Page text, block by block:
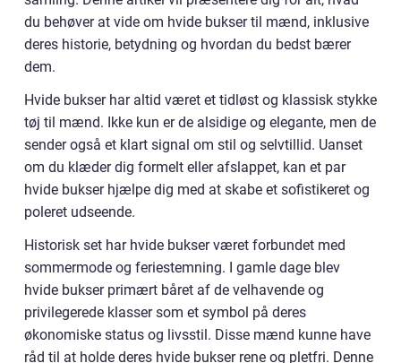
du behøver at vide om hvide bukser til mænd, inklusive
deres historie, betydning og hvordan du bedst bærer
dem.
Hvide bukser har altid været et tidløst og klassisk stykke
tøj til mænd. Ikke kun er de alsidige og elegante, men de
sender også et klart signal om stil og selvtillid. Uanset
om du klæder dig formelt eller afslappet, kan et par
hvide bukser hjælpe dig med at skabe et sofistikeret og
poleret udseende.
Historisk set har hvide bukser været forbundet med
sommermode og feriestemning. I gamle dage blev
hvide bukser primært båret af de velhavende og
privilegerede klasser som et symbol på deres
økonomiske status og livsstil. Disse mænd kunne have
råd til at holde deres hvide bukser rene og pletfri. Denne